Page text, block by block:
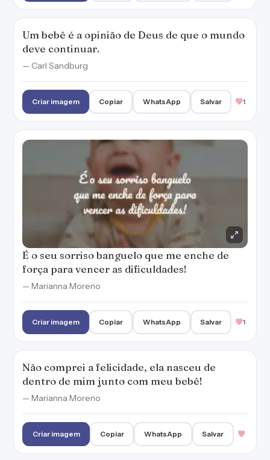
Um bebê é a opinião de Deus de que o mundo
deve continuar.
— Carl Sandburg
Criar imagem Copiar WhatsApp Salvar 1
É o seu sorriso banguelo que me enche de
força para vencer as dificuldades!
— Marianna Moreno
Criar imagem Copiar WhatsApp Salvar 1
Não comprei a felicidade, ela nasceu de
dentro de mim junto com meu bebê!
— Marianna Moreno
Criar imagem Copiar WhatsApp Salvar